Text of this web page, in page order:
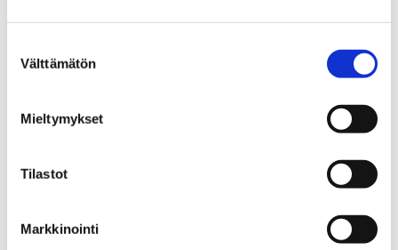
valinta
Välttämätön
Mieltymykset
Tilastot
Markkinointi
Kaupunkikehitys
Liikenneverkkosuunnittelu
Porin keskustan liikenneverkkosuunnitelma on
Työssä määritetään kaikkien liikennemuotojen